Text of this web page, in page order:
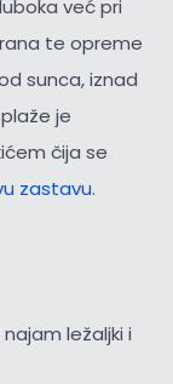
već pri
te opreme
sunca, iznad
je
čija se
zastavu.
ležaljki i